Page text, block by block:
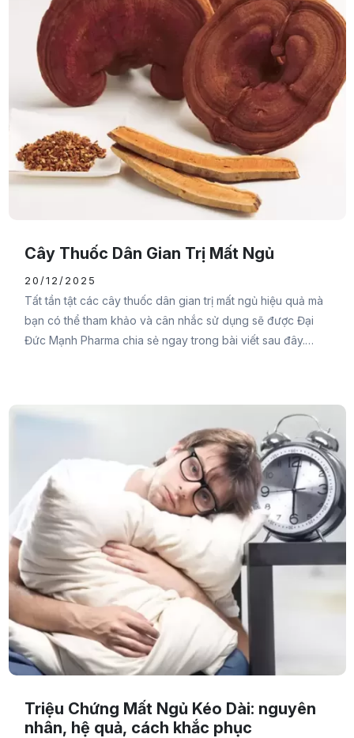
Cây Thuốc Dân Gian Trị Mất Ngủ
20/12/2025
Tất tần tật các cây thuốc dân gian trị mất ngủ hiệu quả mà
bạn có thể tham khảo và cân nhắc sử dụng sẽ được Đại
Đức Mạnh Pharma chia sẻ ngay trong bài viết sau đây.
Triệu Chứng Mất Ngủ Kéo Dài: nguyên
nhân, hệ quả, cách khắc phục